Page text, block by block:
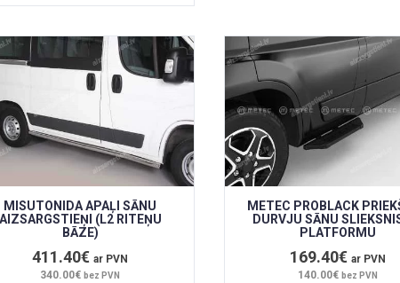
MISUTONIDA APAĻI SĀNU
AIZSARGSTIEŅI (L2 RITEŅU
BĀZE)
411.40€ar PVN
340.00€bez PVN
METEC PROBLACK
DURVJU SĀNU
PLATFORMU
169.40€ ar PVN
140.00€ bez PVN